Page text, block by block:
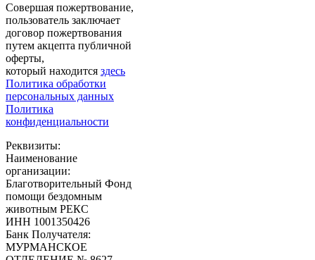
Совершая пожертвование,
пользователь заключает
договор пожертвования
путем акцепта публичной
оферты,
который находится здесь
Политика обработки
персональных данных
Политика
конфиденциальности
Реквизиты:
Наименование
организации:
Благотворительный Фонд
помощи бездомным
животным РЕКС
ИНН 1001350426
Банк Получателя:
МУРМАНСКОЕ